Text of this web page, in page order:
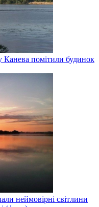
помітили будинок
неймовірні світлини